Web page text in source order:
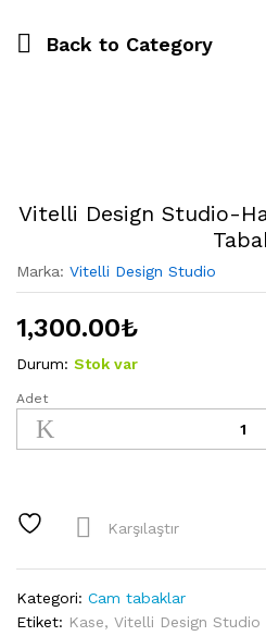
Back to Category
Vitelli Design Studio-
Marka: Vitelli Design Studio
1,300.00₺
Durum: Stok var
Vitelli
Design
Studio-
Cam
quantity
Adet
Karşılaştır
Kategori: Cam tabaklar
Etiket: Kase, Vitelli Design Studio